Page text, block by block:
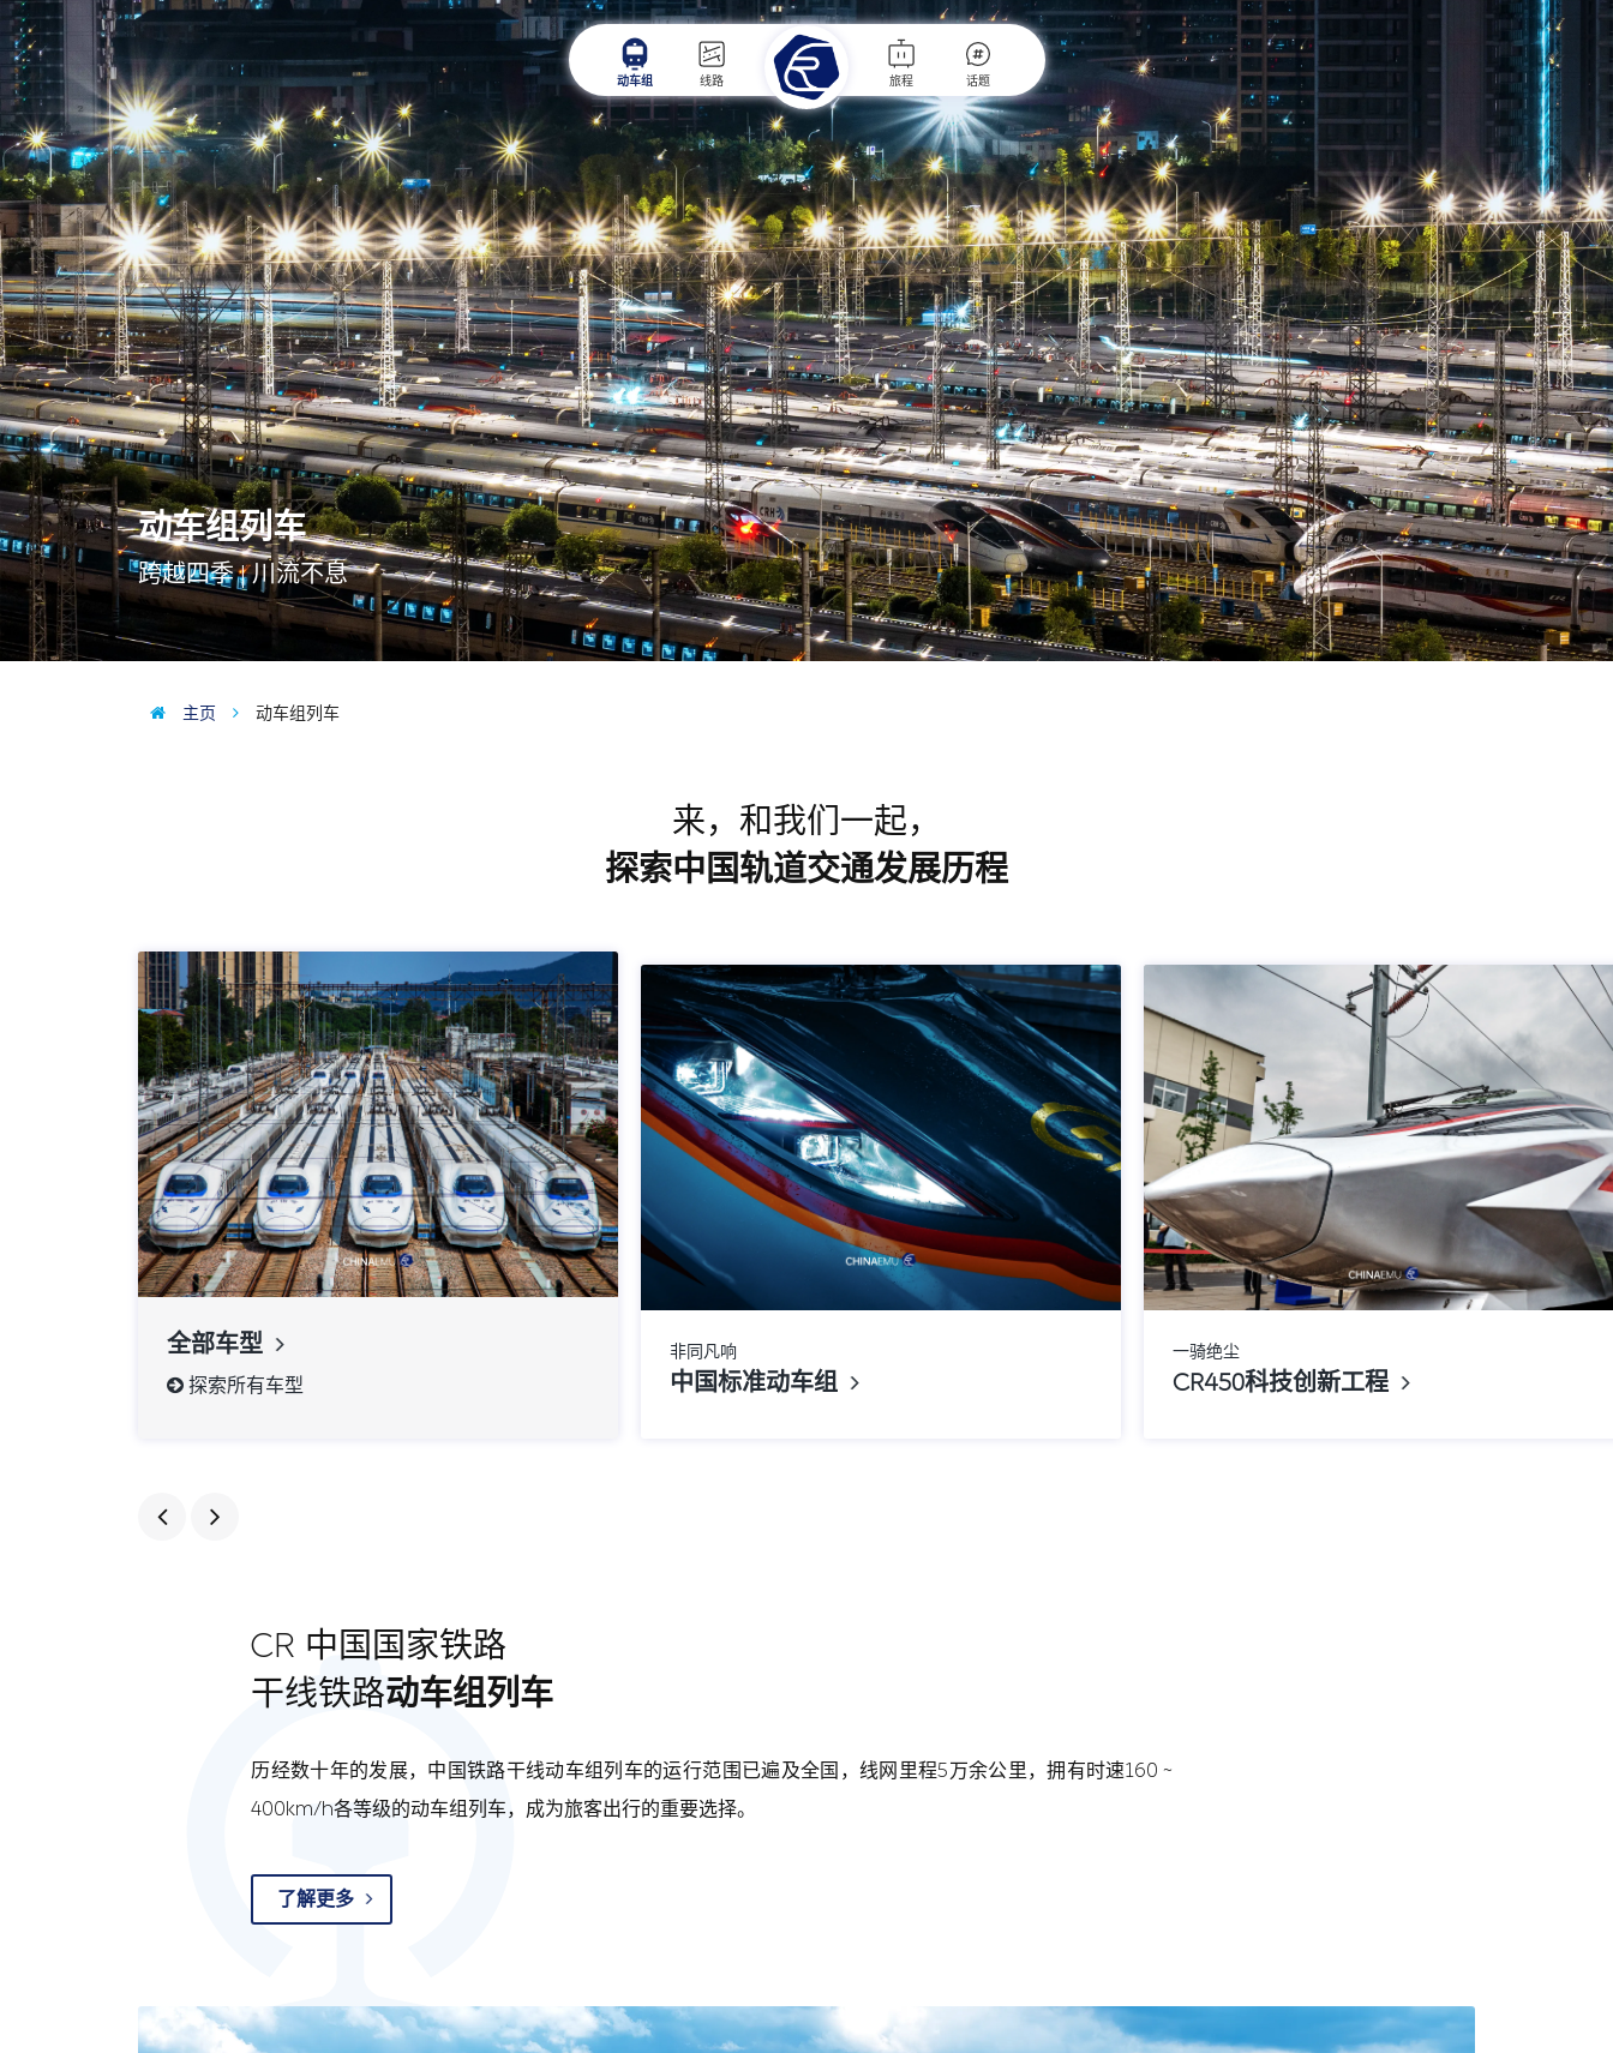
动车组 线路 旅程 话题
动车组列车
跨越四季 | 川流不息
主页 动车组列车
来，和我们一起，
探索中国轨道交通发展历程
全部车型
探索所有车型
非同凡响
中国标准动车组
一骑绝尘
CR450科技创新工程
CR 中国国家铁路
干线铁路动车组列车
历经数十年的发展，中国铁路干线动车组列车的运行范围已遍及全国，线网里程5万余公里，拥有时速160 ~
400km/h各等级的动车组列车，成为旅客出行的重要选择。
了解更多